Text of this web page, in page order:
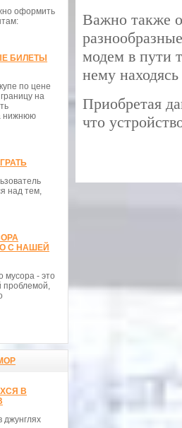
оформить
БИЛЕТЫ
по цене
на
нижнюю
над тем,
С НАШЕЙ
мусора - это
проблемой,
В
джунглях
Важно также
модем в пути
нему
Приобретая
что